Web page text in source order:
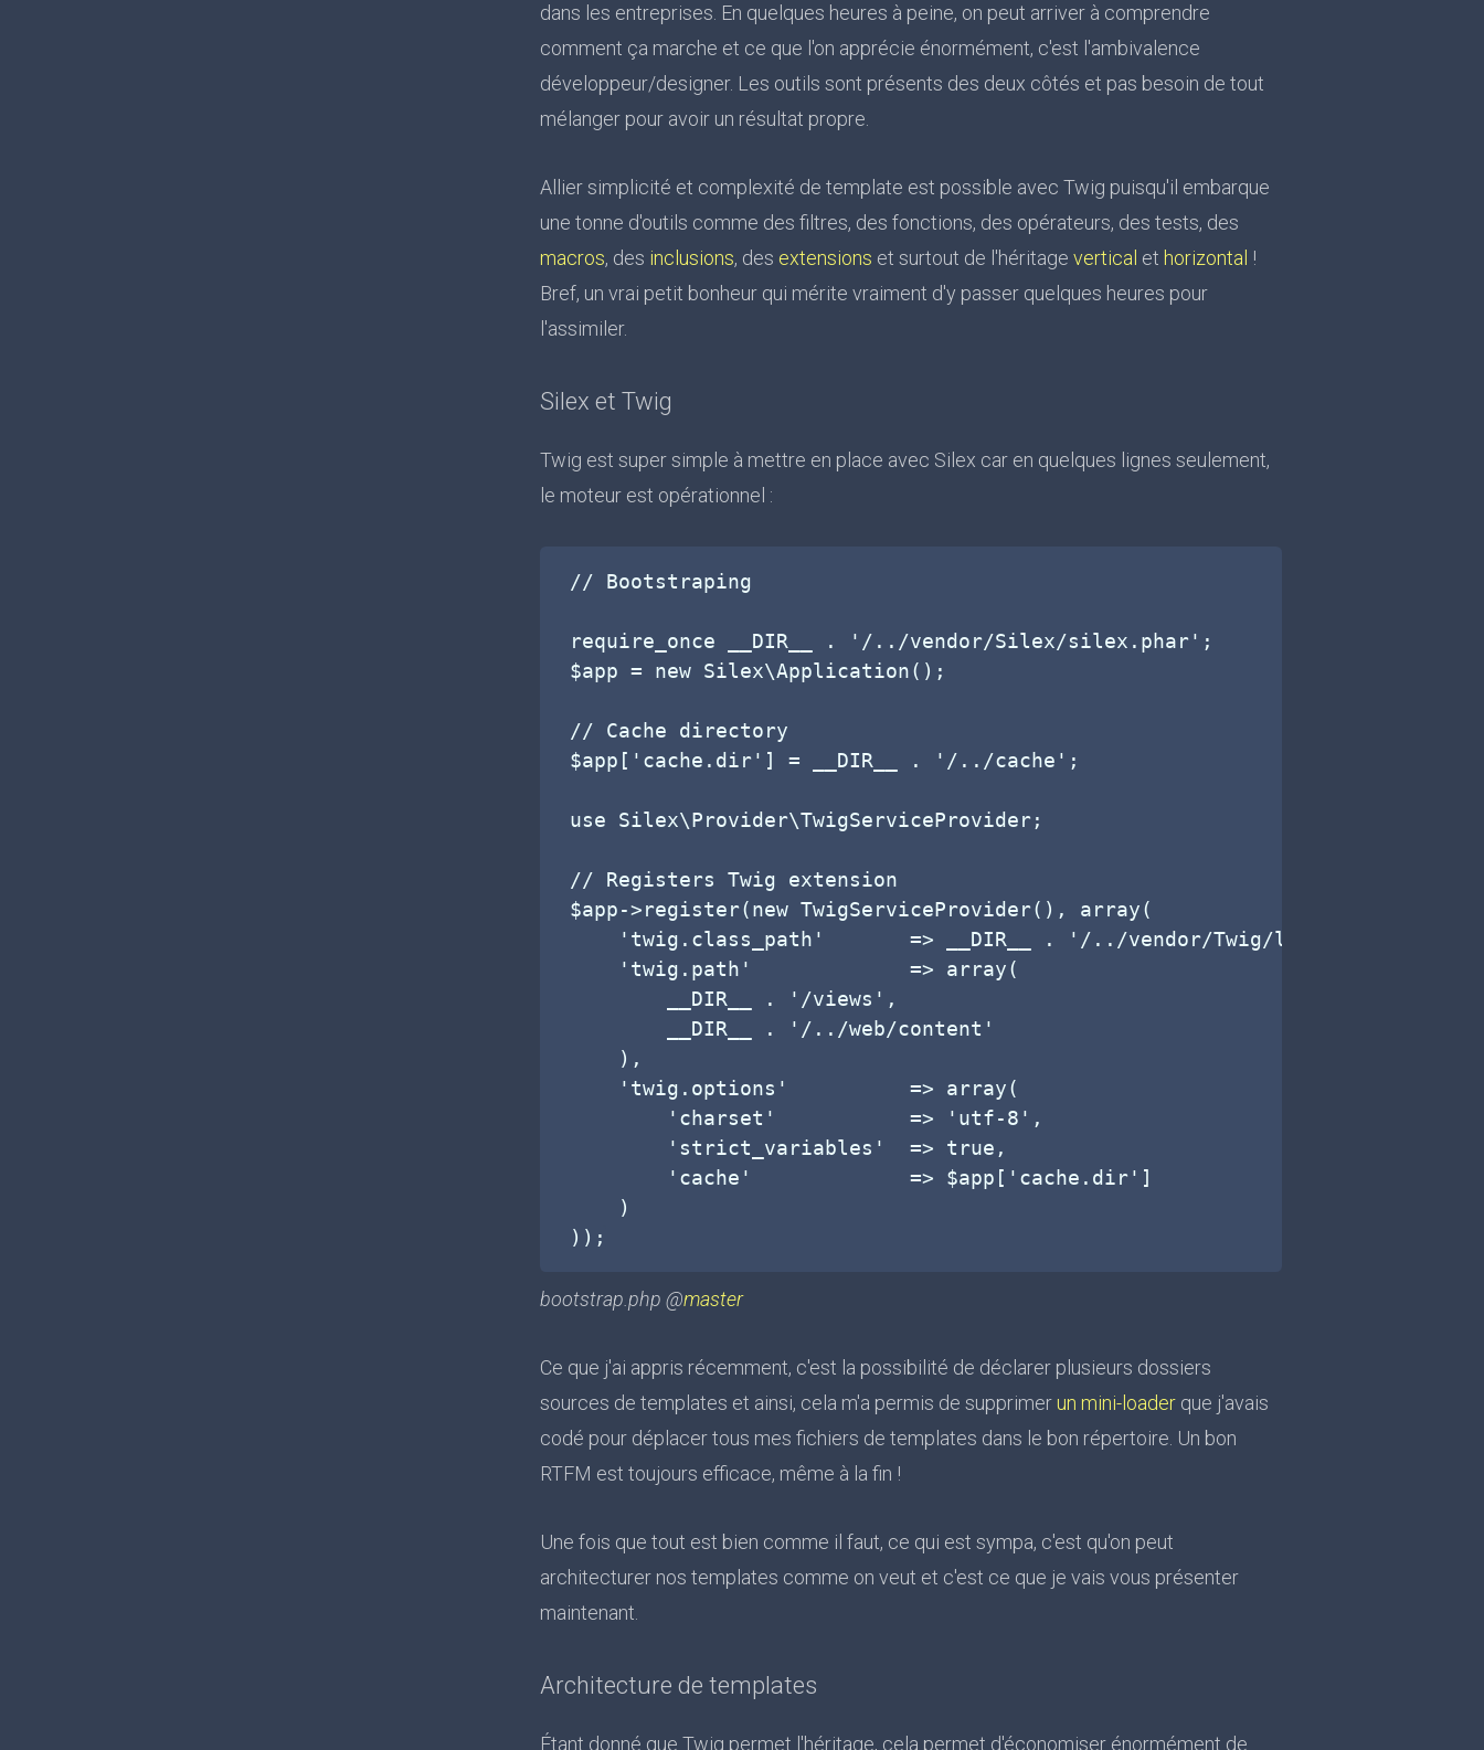
dans les entreprises. En quelques heures à peine, on peut arriver à comprendre
comment ça marche et ce que l'on apprécie énormément, c'est l'ambivalence
développeur/designer. Les outils sont présents des deux côtés et pas besoin de tout
mélanger pour avoir un résultat propre.
Allier simplicité et complexité de template est possible avec Twig puisqu'il embarque
une tonne d'outils comme des filtres, des fonctions, des opérateurs, des tests, des
macros, des inclusions, des extensions et surtout de l'héritagevertical et horizontal !
Bref, un vrai petit bonheur qui mérite vraiment d'y passer quelques heures pour
l'assimiler.
Silex et Twig
Twig est super simple à mettre en place avec Silex car en quelques lignes seulement,
le moteur est opérationnel :
// Bootstraping
require_once __DIR__ . '/../vendor/Silex/silex.phar';
$app = new Silex\Application();
// Cache directory
$app['cache.dir'] = __DIR__ . '/../cache';
use Silex\Provider\TwigServiceProvider;
// Registers Twig extension
$app->register(new TwigServiceProvider(), array(
    'twig.class_path'       => __DIR__ . '/../vendor/Twig/lib',
    'twig.path'             => array(
        __DIR__ . '/views',
        __DIR__ . '/../web/content'
    ),
    'twig.options'          => array(
        'charset'           => 'utf-8',
        'strict_variables'  => true,
        'cache'             => $app['cache.dir']
    )
bootstrap.php @master
Ce que j'ai appris récemment, c'est la possibilité de déclarer plusieurs dossiers
sources de templates et ainsi, cela m'a permis de supprimer un mini-loader que j'avais
codé pour déplacer tous mes fichiers de templates dans le bon répertoire. Un bon
RTFM est toujours efficace, même à la fin !
Une fois que tout est bien comme il faut, ce qui est sympa, c'est qu'on peut
architecturer nos templates comme on veut et c'est ce que je vais vous présenter
maintenant.
Architecture de templates
Étant donné que Twig permet l'héritage, cela permet d'économiser énormément de